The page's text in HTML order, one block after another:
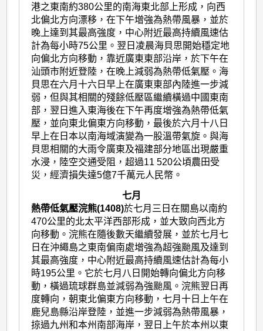
港之東南約380公里的南海東北部上形成，向西
北偏北方向漂移，在下午增強為熱帶風暴，並於
晚上達到其最高強度，中心附近最高持續風速估
計為每小時75公里。翌日凌晨海貝思開始穩定地
向偏北方向移動，靠近廣東東部沿岸，於下午在
汕頭市附近登陸，在晚上減弱為熱帶低氣壓。海
貝思在六月十六日早上在廣東東部內陸進一步減
弱，但與其相關的殘餘低壓區繼續橫過中國東南
部，翌日進入東海後在下午再度增強為熱帶低氣
壓，並向東北偏東方向移動，最後於六月十八日
早上在日本以南海域演變為一股溫帶氣旋。與海
貝思相關的大雨令廣東及福建部分地區出現嚴重
水浸，陸空交通受阻，超過11 520公頃農田受
災，經濟損失達5億7千萬元人民幣。
七月
熱帶低氣壓浣熊(1408)於七月三日在關島以南約
470公里的北太平洋西部形成，並大致向西北方
向移動。浣熊在隨後數天繼續發展，並於七月七
日在沖繩島之東南偏南處增強為超強颱風及達到
其最高強度，中心附近最高持續風速估計為每小
時195公里。它於七月八日開始轉向偏北方向移
動，橫過琉球群島並減弱為強颱風。浣熊翌日再
度轉向，朝東北偏東方向移動，七月十日上午在
鹿兒島縣沿岸登陸，並進一步減弱為熱帶風暴，
掠過九州和本州南部海岸，翌日上午於本州以東